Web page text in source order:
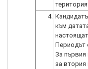
4.
към
Периодът
За първия
за втория